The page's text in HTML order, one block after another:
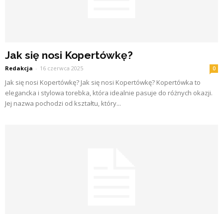
Jak się nosi Kopertówkę?
Redakcja - 16 czerwca 2025 0
Jak się nosi Kopertówkę? Jak się nosi Kopertówkę? Kopertówka to
elegancka i stylowa torebka, która idealnie pasuje do różnych okazji.
Jej nazwa pochodzi od kształtu, który...